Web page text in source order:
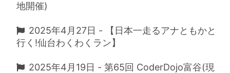
地開催)
2025年4月27日 - 【日本一走るアナともかと
行く!仙台わくわくラン】
2025年4月19日 - 第65回 CoderDojo富谷(現